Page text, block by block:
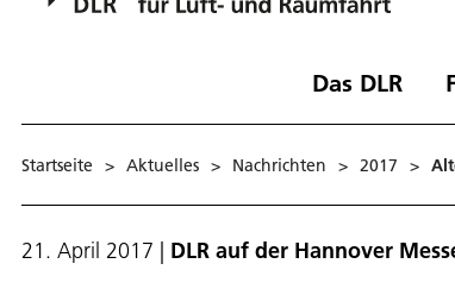
Das DLR
Startseite > Aktuelles > Nachrichten > 2017 >
21. April 2017 | DLR auf der Hannover